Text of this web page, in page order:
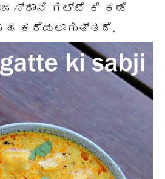
ಗಟ್ಟೆ ಕಿ ಕಡಿ
ಸಹ ಕರೆಯಲಾಗುತ್ತದೆ.